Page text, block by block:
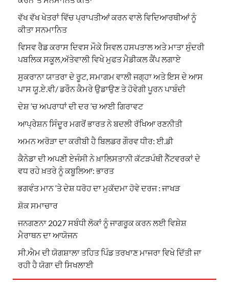
ਵੱਖ ਵੱਖ ਖੇਤਰਾਂ ਵਿੱਚ ਪ੍ਰਾਪਤੀਆਂ ਕਰਨ ਵਾਲੇ ਵਿਦਿਆਰਥੀਆਂ ਨੂੰ
ਕੀਤਾ ਸਨਮਾਨਿਤ
ਵਿਸਵ ਰੈਡ ਕਰਾਸ ਦਿਵਸ ਮੌਕੇ ਸਿਵਲ ਹਸਪਤਾਲ ਅਤੇ ਮਾਤਾ ਸੁੰਦਰੀ
ਪਬਲਿਕ ਸਕੂਲ,ਅੱਤੇਵਾਲੀ ਵਿਖੇ ਮੁਫਤ ਮੈਡੀਕਲ ਕੈਂਪ ਲਗਾਏ
ਸੁਕਰਾਨਾ ਯਾਤਰਾ ਦੇ ਰੂਟ, ਸਮਾਗਮ ਵਾਲੀ ਜਗ੍ਹਾ ਅਤੇ ਇਸ ਦੇ ਆਸ
ਪਾਸ ਯੂ.ਏ.ਵੀ/ ਡਰੌਨ ਕੈਮਰੇ ਉਡਾਉਣ ਤੇ ਹੋਵੇਗੀ ਪੂਰਨ ਪਾਬੰਦੀ
ਦੇਸ਼ ‘ਚ ਅਪਰਾਧਾਂ ਦੀ ਦਰ ‘ਚ ਆਈ ਗਿਰਾਵਟ
ਆਪ੍ਰੇਸ਼ਨ ਸਿੰਦੂਰ ਮਗਰੋਂ ਭਾਰਤ ਨੇ ਬਦਲੀ ਰੱਖਿਆ ਰਣਨੀਤੀ
ਅਮਨ ਅਰੋੜਾ ਦਾ ਕਰੀਬੀ ਹੈ ਬਿਲਡਰ ਗੌਰਵ ਧੀਰ: ਈ.ਡੀ
ਕੈਨੇਡਾ ਦੀ ਅਪਣੀ ਏਜੰਸੀ ਨੇ ਖ਼ਾਲਿਸਤਾਨੀ ਕੱਟੜਪੰਥੀ ਨੈੱਟਵਰਕਾਂ ਦੇ
ਵਧ ਰਹੇ ਖ਼ਤਰੇ ਨੂੰ ਕਬੂਲਿਆ: ਭਾਰਤ
ਭਗਵੰਤ ਮਾਨ ‘ਤੇ ਦੇਸ਼ ਧਰੋਹ ਦਾ ਮੁਕੱਦਮਾ ਹੋਵੇ ਦਰਜ : ਜਾਖੜ
ਸ਼ੋਕ ਸਮਾਚਾਰ
ਜਨਗਣਨਾ 2027 ਸਬੰਧੀ ਲੋਕਾਂ ਨੂੰ ਜਾਗਰੂਕ ਕਰਨ ਲਈ ਵਿਸ਼ੇਸ਼
ਮੈਰਾਥਨ ਦਾ ਆਯੋਜਨ
ਸੀ.ਐਮ ਦੀ ਯੋਗਸ਼ਾਲਾ ਤਹਿਤ ਪਿੰਡ ਤਰਖਾਣ ਮਾਜਰਾ ਵਿਖੇ ਦਿੱਤੀ ਜਾ
ਰਹੀ ਹੈ ਯੋਗਾ ਦੀ ਸਿਖਲਾਈ